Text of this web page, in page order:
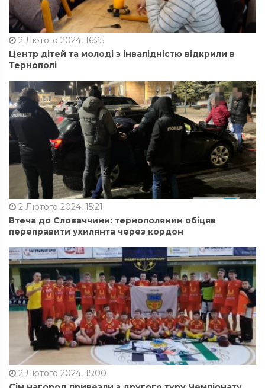
2 Лютого 2024, 16:25
Центр дітей та молоді з інвалідністю відкрили в
Тернополі
2 Лютого 2024, 15:21
Втеча до Словаччини: тернополянин обіцяв
переправити ухилянта через кордон
2 Лютого 2024, 15:00